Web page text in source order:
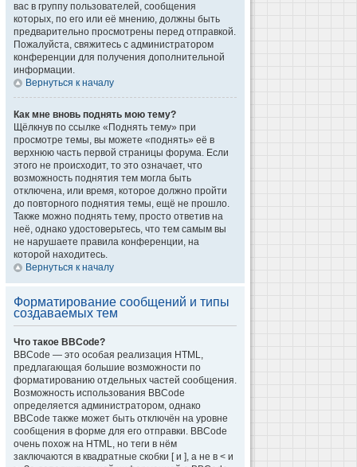
вас в группу пользователей, сообщения
которых, по его или её мнению, должны быть
предварительно просмотрены перед отправкой.
Пожалуйста, свяжитесь с администратором
конференции для получения дополнительной
информации.
Вернуться к началу
Как мне вновь поднять мою тему?
Щёлкнув по ссылке «Поднять тему» при
просмотре темы, вы можете «поднять» её в
верхнюю часть первой страницы форума. Если
этого не происходит, то это означает, что
возможность поднятия тем могла быть
отключена, или время, которое должно пройти
до повторного поднятия темы, ещё не прошло.
Также можно поднять тему, просто ответив на
неё, однако удостоверьтесь, что тем самым вы
не нарушаете правила конференции, на
которой находитесь.
Вернуться к началу
Форматирование сообщений и типы
создаваемых тем
Что такое BBCode?
BBCode — это особая реализация HTML,
предлагающая большие возможности по
форматированию отдельных частей сообщения.
Возможность использования BBCode
определяется администратором, однако
BBCode также может быть отключён на уровне
сообщения в форме для его отправки. BBCode
очень похож на HTML, но теги в нём
заключаются в квадратные скобки [ и ], а не в < и